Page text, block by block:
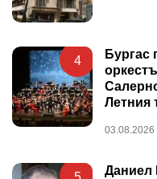
4
Бургас
Летния
03.08.2026
Даниел